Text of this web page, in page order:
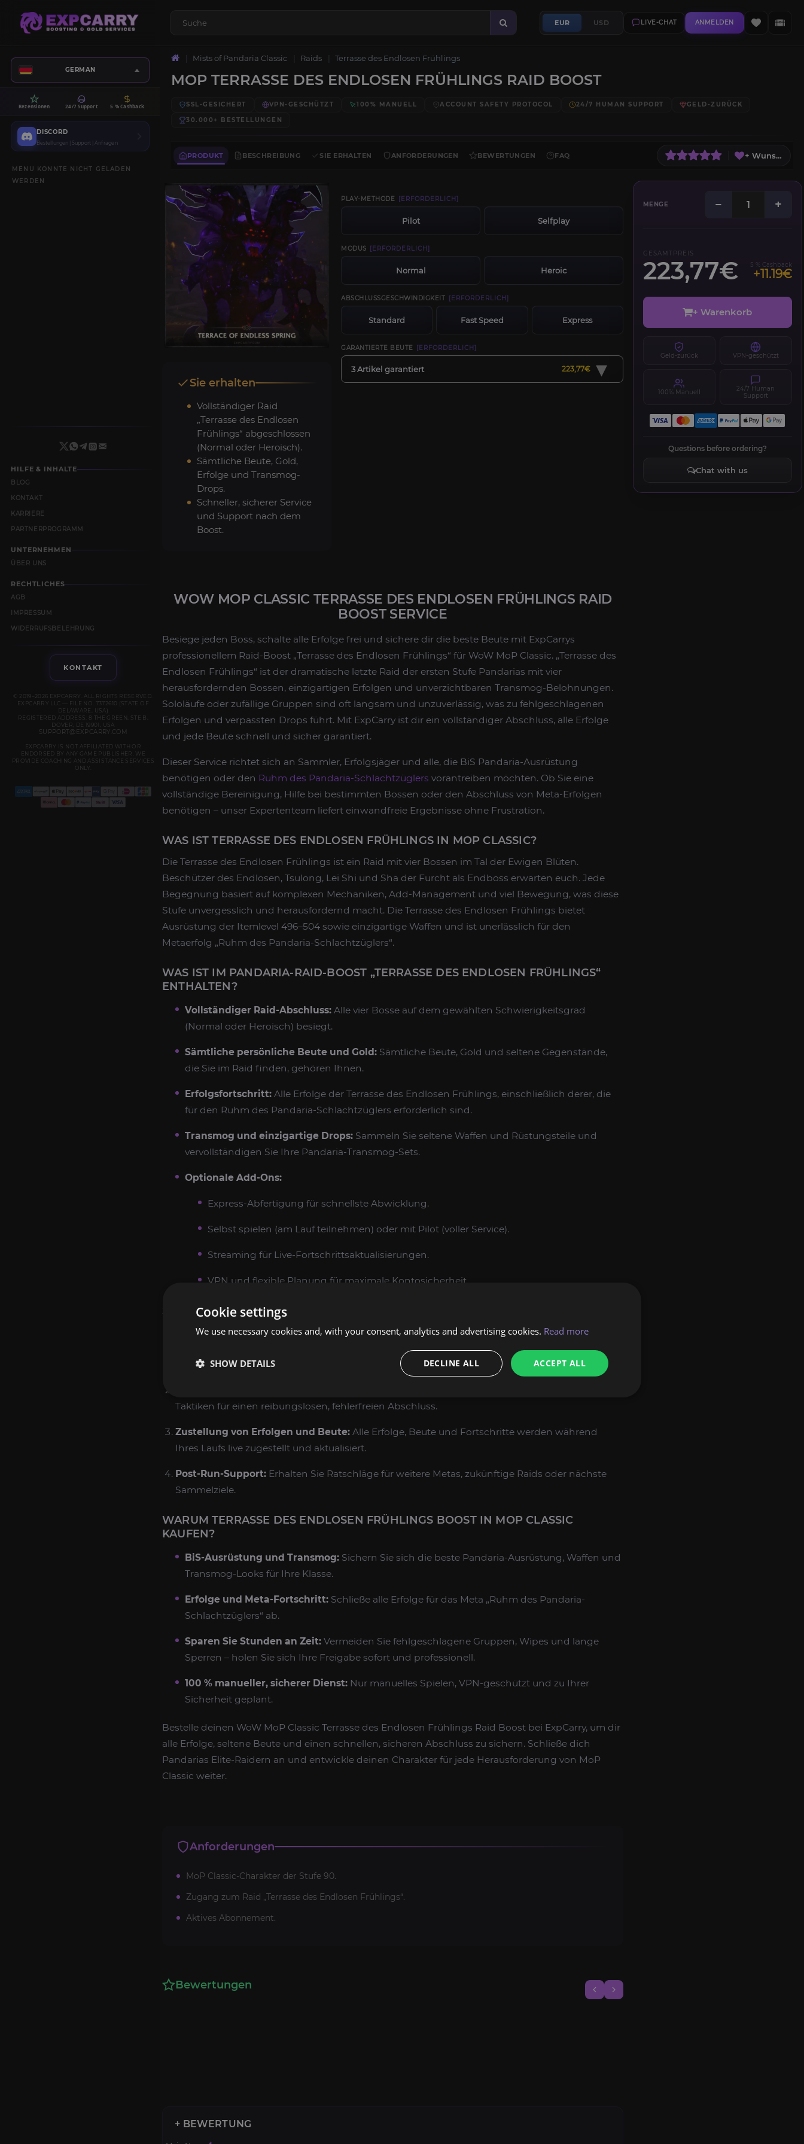
EUR USD LIVE-CHAT ANMELDEN
GERMAN
Rezensionen 24/7 Support 5 % Cashback
DISCORD
Bestellungen | Support | Anfragen
MENU KONNTE NICHT GELADEN
WERDEN
HILFE & INHALTE
BLOG
KONTAKT
KARRIERE
PARTNERPROGRAMM
UNTERNEHMEN
ÜBER UNS
RECHTLICHES
AGB
IMPRESSUM
WIDERRUFSBELEHRUNG
KONTAKT
© 2019–2026 EXPCARRY. ALL RIGHTS RESERVED.
EXPCARRY LLC — FILE NO. 7372610 (STATE OF
DELAWARE, USA)
REGISTERED ADDRESS: 8 THE GREEN, STE B,
DOVER, DE 19901, USA
SUPPORT@EXPCARRY.COM
EXPCARRY IS NOT AFFILIATED WITH OR
ENDORSED BY ANY GAME PUBLISHER. WE
PROVIDE COACHING AND ASSISTANCE SERVICES
ONLY.
Mists of Pandaria Classic Raids Terrasse des Endlosen Frühlings
MOP TERRASSE DES ENDLOSEN FRÜHLINGS RAID BOOST
SSL-GESICHERT VPN-GESCHÜTZT 100% MANUELL ACCOUNT SAFETY PROTOCOL 24/7 HUMAN SUPPORT
GELD-ZURÜCK
30.000+
BESTELLUNGEN
PRODUKT BESCHREIBUNG SIE ERHALTEN ANFORDERUNGEN BEWERTUNGEN FAQ + Wunschliste
PLAY-METHODE [ERFORDERLICH]
Pilot Selfplay
MODUS [ERFORDERLICH]
Normal Heroic
ABSCHLUSSGESCHWINDIGKEIT [ERFORDERLICH]
Standard Fast Speed Express
GARANTIERTE BEUTE [ERFORDERLICH]
3 Artikel garantiert 223,77€ ▾
MENGE − +
GESAMTPREIS
223,77€ 5 % Cashback
+11.19€
+ Warenkorb
Geld-zurück VPN-geschützt
100% Manuell
24/7 Human
Support
Questions before ordering?
Chat with us
Sie erhalten
Vollständiger Raid
„Terrasse des Endlosen
Frühlings“ abgeschlossen
(Normal oder Heroisch).
Sämtliche Beute, Gold,
Erfolge und Transmog-
Drops.
Schneller, sicherer Service
und Support nach dem
Boost.
WOW MOP CLASSIC TERRASSE DES ENDLOSEN FRÜHLINGS RAID
BOOST SERVICE
Besiege jeden Boss, schalte alle Erfolge frei und sichere dir die beste Beute mit ExpCarrys
professionellem Raid-Boost „Terrasse des Endlosen Frühlings“ für WoW MoP Classic. „Terrasse des
Endlosen Frühlings“ ist der dramatische letzte Raid der ersten Stufe Pandarias mit vier
herausfordernden Bossen, einzigartigen Erfolgen und unverzichtbaren Transmog-Belohnungen.
Sololäufe oder zufällige Gruppen sind oft langsam und unzuverlässig, was zu fehlgeschlagenen
Erfolgen und verpassten Drops führt. Mit ExpCarry ist dir ein vollständiger Abschluss, alle Erfolge
und jede Beute schnell und sicher garantiert.
Dieser Service richtet sich an Sammler, Erfolgsjäger und alle, die BiS Pandaria-Ausrüstung
benötigen oder den Ruhm des Pandaria-Schlachtzüglers vorantreiben möchten. Ob Sie eine
vollständige Bereinigung, Hilfe bei bestimmten Bossen oder den Abschluss von Meta-Erfolgen
benötigen – unser Expertenteam liefert einwandfreie Ergebnisse ohne Frustration.
WAS IST TERRASSE DES ENDLOSEN FRÜHLINGS IN MOP CLASSIC?
Die Terrasse des Endlosen Frühlings ist ein Raid mit vier Bossen im Tal der Ewigen Blüten.
Beschützer des Endlosen, Tsulong, Lei Shi und Sha der Furcht als Endboss erwarten euch. Jede
Begegnung basiert auf komplexen Mechaniken, Add-Management und viel Bewegung, was diese
Stufe unvergesslich und herausfordernd macht. Die Terrasse des Endlosen Frühlings bietet
Ausrüstung der Itemlevel 496–504 sowie einzigartige Waffen und ist unerlässlich für den
Metaerfolg „Ruhm des Pandaria-Schlachtzüglers“.
WAS IST IM PANDARIA-RAID-BOOST „TERRASSE DES ENDLOSEN FRÜHLINGS“
ENTHALTEN?
Vollständiger Raid-Abschluss: Alle vier Bosse auf dem gewählten Schwierigkeitsgrad
(Normal oder Heroisch) besiegt.
Sämtliche persönliche Beute und Gold: Sämtliche Beute, Gold und seltene Gegenstände,
die Sie im Raid finden, gehören Ihnen.
Erfolgsfortschritt: Alle Erfolge der Terrasse des Endlosen Frühlings, einschließlich derer, die
für den Ruhm des Pandaria-Schlachtzüglers erforderlich sind.
Transmog und einzigartige Drops: Sammeln Sie seltene Waffen und Rüstungsteile und
vervollständigen Sie Ihre Pandaria-Transmog-Sets.
Optionale Add-Ons:
Express-Abfertigung für schnellste Abwicklung.
Selbst spielen (am Lauf teilnehmen) oder mit Pilot (voller Service).
Streaming für Live-Fortschrittsaktualisierungen.
VPN und flexible Planung für maximale Kontosicherheit.
SO FÜHREN WIR DEN MOP TERRASSE DES ENDLOSEN FRÜHLINGS RAID BOOST
Wir besprechen Ihre Leistungsziele, Ihren Beutebedarf und legen den
besten Zeitplan für Ihren Lauf fest.
Taktiken für einen reibungslosen, fehlerfreien Abschluss.
Zustellung von Erfolgen und Beute: Alle Erfolge, Beute und Fortschritte werden während
Ihres Laufs live zugestellt und aktualisiert.
Post-Run-Support: Erhalten Sie Ratschläge für weitere Metas, zukünftige Raids oder nächste
Sammelziele.
WARUM TERRASSE DES ENDLOSEN FRÜHLINGS BOOST IN MOP CLASSIC
KAUFEN?
BiS-Ausrüstung und Transmog: Sichern Sie sich die beste Pandaria-Ausrüstung, Waffen und
Transmog-Looks für Ihre Klasse.
Erfolge und Meta-Fortschritt: Schließe alle Erfolge für das Meta „Ruhm des Pandaria-
Schlachtzüglers“ ab.
Sparen Sie Stunden an Zeit: Vermeiden Sie fehlgeschlagene Gruppen, Wipes und lange
Sperren – holen Sie sich Ihre Freigabe sofort und professionell.
100 % manueller, sicherer Dienst: Nur manuelles Spielen, VPN-geschützt und zu Ihrer
Sicherheit geplant.
Bestelle deinen WoW MoP Classic Terrasse des Endlosen Frühlings Raid Boost bei ExpCarry, um dir
alle Erfolge, seltene Beute und einen schnellen, sicheren Abschluss zu sichern. Schließe dich
Pandarias Elite-Raidern an und entwickle deinen Charakter für jede Herausforderung von MoP
Classic weiter.
Anforderungen
MoP Classic-Charakter der Stufe 90.
Zugang zum Raid „Terrasse des Endlosen Frühlings“.
Aktives Abonnement.
Bewertungen
+ BEWERTUNG
Cookie settings
We use necessary cookies and, with your consent, analytics and advertising cookies. Read more
ACCEPT ALL
DECLINE ALL
SHOW DETAILS